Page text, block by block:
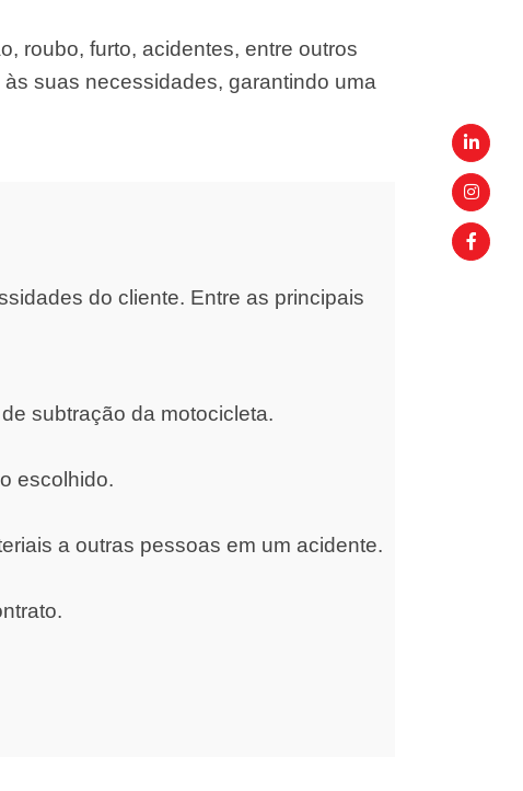
roubo, furto, acidentes, entre outros
suas necessidades, garantindo uma
do cliente. Entre as principais
subtração da motocicleta.
escolhido.
a outras pessoas em um acidente.